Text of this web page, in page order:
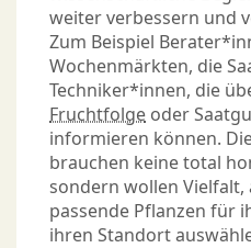
weiter verbessern und
Zum Beispiel
Wochenmärkten, die
Techniker*innen, die
Fruchtfolge oder
informieren können.
brauchen keine total
sondern wollen Vielfalt,
passende Pflanzen für
ihren Standort